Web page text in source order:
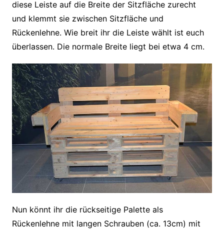
diese Leiste auf die Breite der Sitzfläche zurecht
und klemmt sie zwischen Sitzfläche und
Rückenlehne. Wie breit ihr die Leiste wählt ist euch
überlassen. Die normale Breite liegt bei etwa 4 cm.
Nun könnt ihr die rückseitige Palette als
Rückenlehne mit langen Schrauben (ca. 13cm) mit